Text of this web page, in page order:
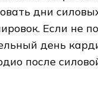
дни
Если не
день
после